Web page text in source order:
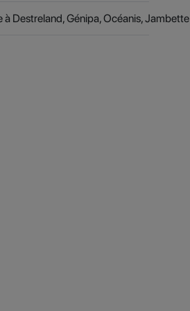
Destreland, Génipa, Océanis, Jambette